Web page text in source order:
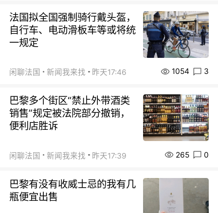
法国拟全国强制骑行戴头盔，
自行车、电动滑板车等或将统
一规定
闲聊法国 新闻我来找 昨天17:46 1054 3
巴黎多个街区“禁止外带酒类
销售”规定被法院部分撤销，
便利店胜诉
闲聊法国 新闻我来找 昨天17:39 265 0
巴黎有没有收威士忌的我有几
瓶便宜出售